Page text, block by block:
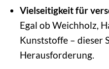
Vielseitigkeit für
Egal ob Weichholz,
Kunststoffe – dieser
Herausforderung.